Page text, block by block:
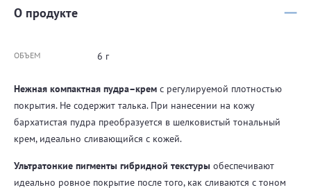
О продукте
ОБЪЕМ 6 г
Нежная компактная пудра–крем с регулируемой плотностью
покрытия. Не содержит талька. При нанесении на кожу
бархатистая пудра преобразуется в шелковистый тональный
крем, идеально сливающийся с кожей.
Ультратонкие пигменты гибридной текстуры обеспечивают
идеально ровное покрытие после того, как сливаются с тоном